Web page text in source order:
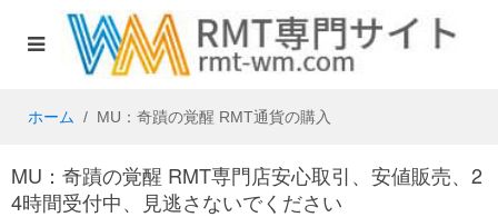
ホーム MU：奇蹟の覚醒 RMT通貨の購入
MU：奇蹟の覚醒 RMT専門店安心取引、安値販売、2
4時間受付中、見逃さないでください